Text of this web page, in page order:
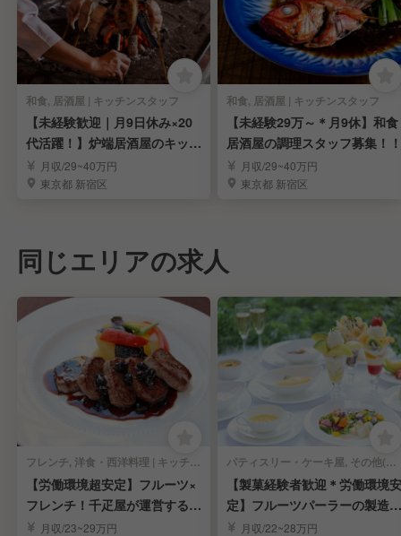
和食, 居酒屋 | キッチンスタッフ
【未経験歓迎｜月9日休み×20
代活躍！】炉端居酒屋のキッチ
ンスタッフ募集
月収/29~40万円
東京都 新宿区
和食, 居酒屋 | キッチンスタッフ
【未経験29万～＊月9休】和食
居酒屋の調理スタッフ募集！！
月収/29~40万円
東京都 新宿区
同じエリアの求人
フレンチ, 洋食・西洋料理 | キッチンスタッフ
【労働環境超安定】フルーツ×
フレンチ！千疋屋が運営するレ
ストラン調理人
月収/23~29万円
パティスリー・ケーキ屋, その他(料理ジャンル) | キッチンスタッフ
【製菓経験者歓迎＊労働環境安
定】フルーツパーラーの製造・
調理スタッフ募集
月収/22~28万円